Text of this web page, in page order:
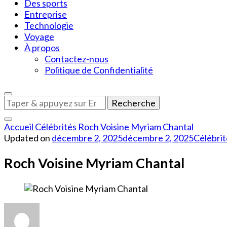
Des sports
Entreprise
Technologie
Voyage
À propos
Contactez-nous
Politique de Confidentialité
Vous
recherchiez
quelque
chose
Accueil Célébrités Roch Voisine Myriam Chantal
Updated on décembre 2, 2025décembre 2, 2025
Roch Voisine Myriam Chantal